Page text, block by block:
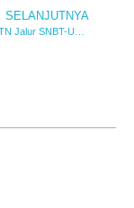
SELANJUTNYA